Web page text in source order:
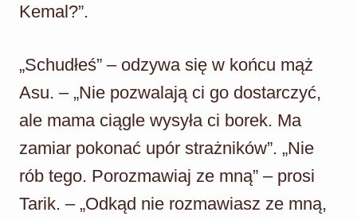
Kemal?”.
„Schudłeś” – odzywa się w końcu mąż
Asu. – „Nie pozwalają ci go dostarczyć,
ale mama ciągle wysyła ci borek. Ma
zamiar pokonać upór strażników”. „Nie
rób tego. Porozmawiaj ze mną” – prosi
Tarik. – „Odkąd nie rozmawiasz ze mną,